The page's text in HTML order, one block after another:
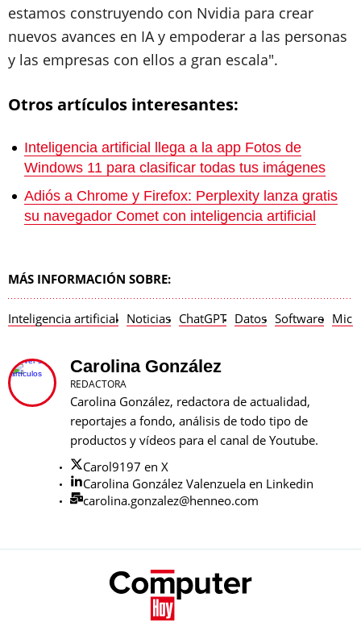
estamos construyendo con Nvidia para crear
nuevos avances en IA y empoderar a las personas
y las empresas con ellos a gran escala".
Otros artículos interesantes:
Inteligencia artificial llega a la app Fotos de
Windows 11 para clasificar todas tus imágenes
Adiós a Chrome y Firefox: Perplexity lanza gratis
su navegador Comet con inteligencia artificial
MÁS INFORMACIÓN SOBRE:
Inteligencia artificial Noticias ChatGPT Datos Software
Carolina González
REDACTORA
Carolina González, redactora de actualidad,
reportajes a fondo, análisis de todo tipo de
productos y vídeos para el canal de Youtube.
Carol9197 en X
Carolina González Valenzuela en Linkedin
carolina.gonzalez@henneo.com